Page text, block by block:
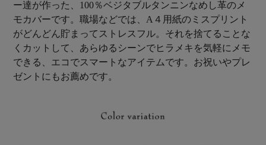
ー達が作った、100％ベジタブルタンニンなめし革のメ
モカバーです。職場などでは、A４用紙のミスプリント
がどんどん貯まってストレスフル。それを捨てることな
くカットして、あらゆるシーンでヒラメキを気軽にメモ
できる、エコでスマートなアイテムです。お祝いやプレ
ゼントにもお薦めです。